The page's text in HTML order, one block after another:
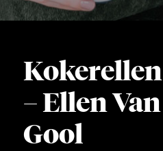
Kokerellen
– Ellen Van
Gool